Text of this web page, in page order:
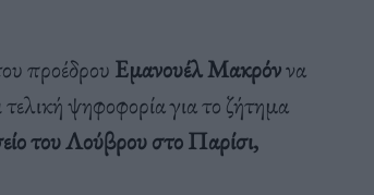
προέδρου Εμανουέλ Μακρόννα
τελική ψηφοφορία για το ζήτημα
του Λούβρου στο Παρίσι,